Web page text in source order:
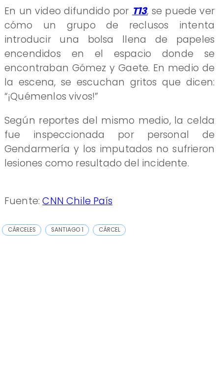
En un video difundido por T13, se puede ver
cómo un grupo de reclusos intenta
introducir una bolsa llena de papeles
encendidos en el espacio donde se
encontraban Gómez y Gaete. En medio de
la escena, se escuchan gritos que dicen:
“¡Quémenlos vivos!”
Según reportes del mismo medio, la celda
fue inspeccionada por personal de
Gendarmería y los imputados no sufrieron
lesiones como resultado del incidente.
Fuente:CNN Chile País
CÁRCELES SANTIAGO 1 CÁRCEL